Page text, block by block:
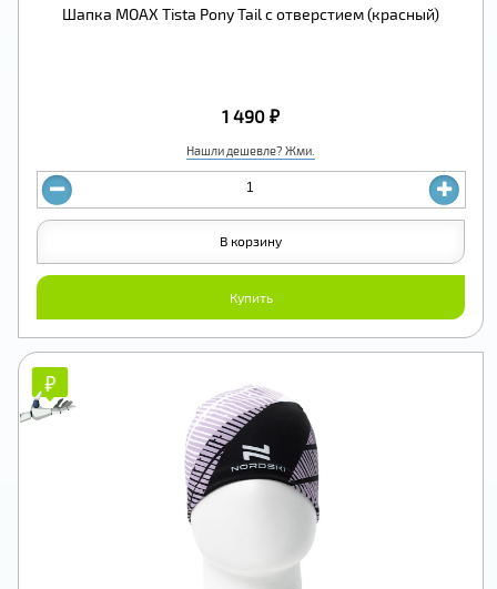
Шапка MOAX Tista Pony Tail с отверстием (красный)
Нашли дешевле? Жми.
1 490 ₽
Купить
В корзину
₽
₽